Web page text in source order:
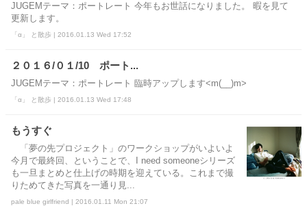
JUGEMテーマ：ポートレート 今年もお世話になりました。 暇を見て
更新します。
「α」 と散歩 | 2016.01.13 Wed 17:52
２０１６/０１/10 ポート...
JUGEMテーマ：ポートレート 臨時アップします<m(__)m>
「α」 と散歩 | 2016.01.13 Wed 17:48
もうすぐ
「夢の先プロジェクト」のワークショップがいよいよ
今月で最終回、ということで、I need someoneシリーズ
も一旦まとめと仕上げの時期を迎えている。これまで撮
りためてきた写真を一通り見...
pale blue girlfriend | 2016.01.11 Mon 21:07